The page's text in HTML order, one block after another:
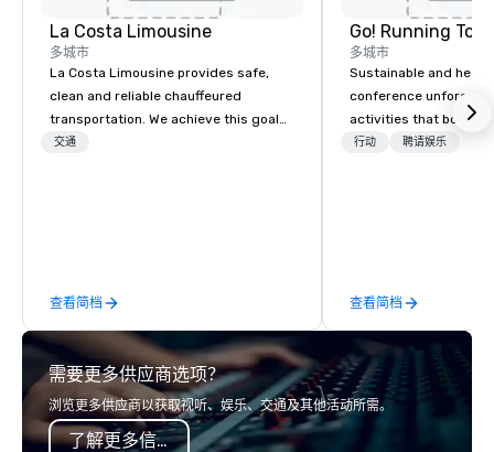
La Costa Limousine
多城市
La Costa Limousine provides safe,
clean and reliable chauffeured
transportation. We achieve this goal
with highly trained chauffeurs, the
late model luxury vehicles to the
highly experienced and professional
team of chauffeurs and support staff;
you will know quality when you travel
with La Costa Limousine.
交通
查看简档
Go! Running
多城市
Sustainable and
conference
activities that boost
lower carbon
行动 聘请娱乐
查看简档
需要更多供应商选项？
浏览更多供应商以获取视听、娱乐、交通及其他活动所需。
了解更多信息